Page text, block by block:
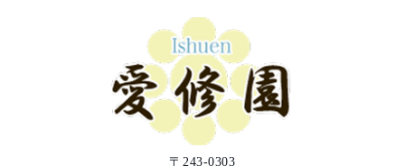
〒243-0303